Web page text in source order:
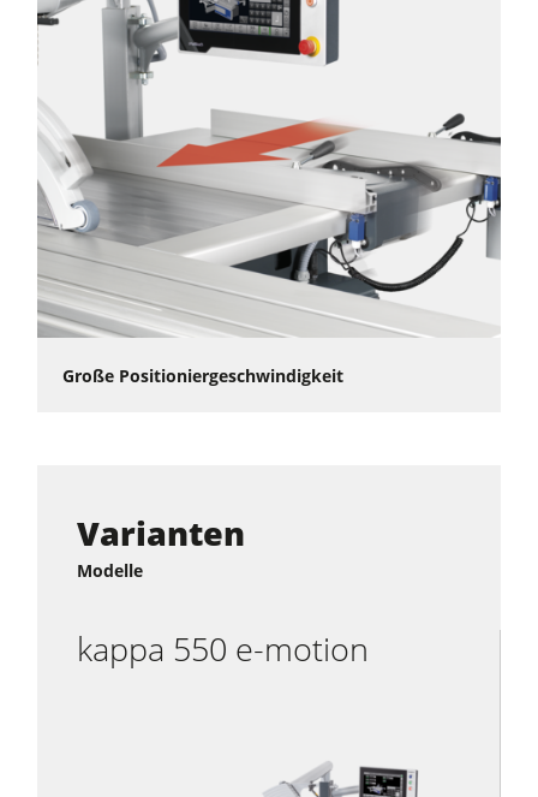
Große Positioniergeschwindigkeit
Varianten
Modelle
kappa 550 e-motion